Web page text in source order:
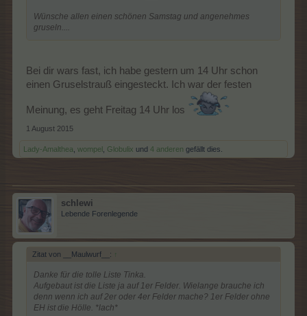
4. weitere Informationen
Um die Wolkenlinie zu besetzen, die es in der zweiten Stufe gibt,
über die 100 hinaus spielt, nimmt an den TOP1000 teil. Durch
die recht kurze Laufzeit der Pflanzen und der doch langen Zeit
des Events, haben viele die Möglichkeit, dieses Event zu
Ansonsten gibt es bei dem Event keine größeren
Dropsrate.
Viel Spaß beim Event
@kaloriechen: Herzlichen Glückwunsch zum Levelaufstieg, nun
gehörst Du eindeutig zum Inventar und kannst auf ein langes,
abwechslungsreiches und unterhaltsames Farmleben
zurückblicken. Auf noch viele weitere Jahre.
Wünsche allen einen schönen Samstag und angenehmes
gruseln....
Bei dir wars fast, ich habe gestern um 14 Uhr schon
einen Gruselstrauß eingesteckt. Ich war der festen
Meinung, es geht Freitag 14 Uhr los
1 August 2015
Lady-Amalthea wompel Globulix und 4 anderen gefällt dies.
schlewi
Lebende Forenlegende
Zitat von __Maulwurf__: ↑
Danke für die tolle Liste Tinka.
Aufgebaut ist die Liste ja auf 1er Felder. Wielange brauche ich
denn wenn ich auf 2er oder 4er Felder mache? 1er Felder ohne
EH ist die Hölle. *lach*